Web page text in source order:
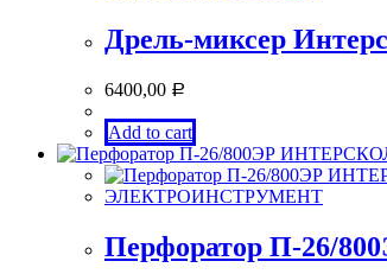
Дрель-миксер
6400,00 Р
Add to cart
ЭЛЕКТРОИНСТРУМЕНТ
Перфоратор П-26/